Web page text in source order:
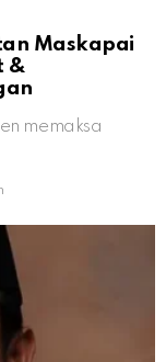
Maskapai
&
memaksa